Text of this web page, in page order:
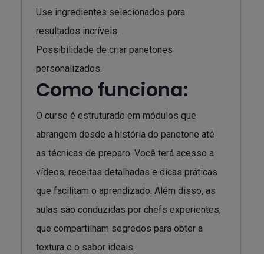
Use ingredientes selecionados para
resultados incríveis.
Possibilidade de criar panetones
personalizados.
Como funciona:
O curso é estruturado em módulos que
abrangem desde a história do panetone até
as técnicas de preparo. Você terá acesso a
vídeos, receitas detalhadas e dicas práticas
que facilitam o aprendizado. Além disso, as
aulas são conduzidas por chefs experientes,
que compartilham segredos para obter a
textura e o sabor ideais.